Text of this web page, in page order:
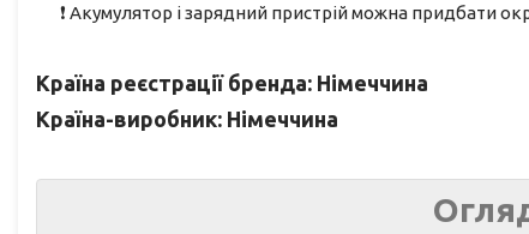
❗ Акумулятор і зарядний пристрій можна придбати
Країна реєстрації бренда: Німеччина
Країна-виробник: Німеччина